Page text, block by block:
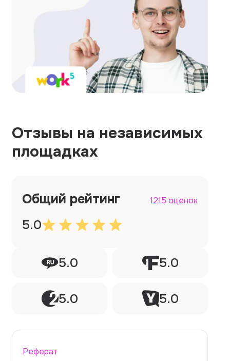
Отзывы на независимых
площадках
Общий рейтинг 1215 оценок
5.0
5.0 5.0
5.0 5.0
Реферат